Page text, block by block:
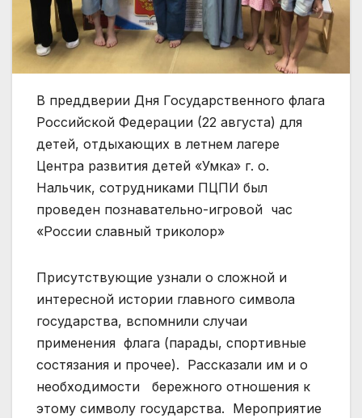
В преддверии Дня Государственного флага
Российской Федерации (22 августа) для
детей, отдыхающих в летнем лагере
Центра развития детей «Умка» г. о.
Нальчик, сотрудниками ПЦПИ был
проведен познавательно-игровой час
«России славный триколор»
Присутствующие узнали о сложной и
интересной истории главного символа
государства, вспомнили случаи
применения флага (парады, спортивные
состязания и прочее). Рассказали им и о
необходимости бережного отношения к
этому символу государства. Мероприятие